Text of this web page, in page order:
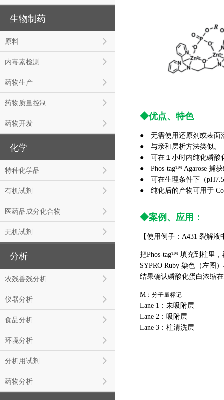
生物制药
原料
内毒素检测
药物生产
药物质量控制
药物开发
化学
特种化学品
有机试剂
医药品成分化合物
无机试剂
分析
农残兽残分析
仪器分析
食品分析
环境分析
分析用试剂
药物分析
◆优点、特色
● 无需使用还原剂或表面
● 与亲和层析方法类似。
● 可在１小时内纯化磷酸
● Phos-tag™ Agarose 捕
● 可在生理条件下（
● 纯化后的产物可用于
◆案例、应用：
【使用例子：A431 裂解
把Phos-tag™ 填充到柱里
SYPRO Ruby 染色（左图
结果确认磷酸化蛋白浓缩
M ：分子量标记
Lane 1：未吸附层
Lane 2：吸附层
Lane 3：柱清洗层